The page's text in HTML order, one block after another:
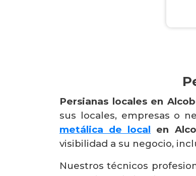
Persianas locales en
sus locales, empresas o
metálica de local en
visibilidad a su negocio,
Nuestros técnicos